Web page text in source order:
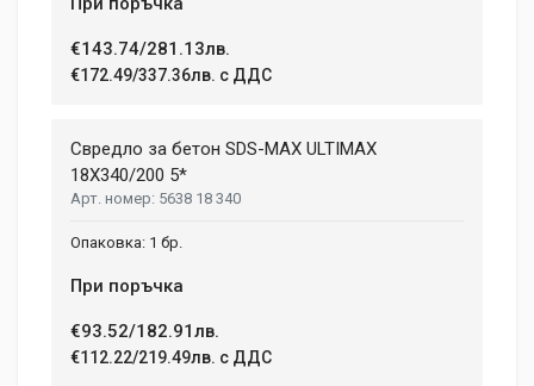
€143.74/281.13лв.
€172.49/337.36лв. с ДДС
Свредло за бетон SDS-MAX ULTIMAX
18X340/200 5*
5638 18 340
1 бр.
При поръчка
€93.52/182.91лв.
€112.22/219.49лв. с ДДС